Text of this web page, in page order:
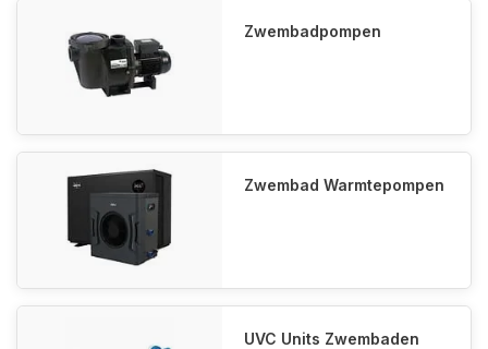
Zwembadpompen
Zwembad Warmtepompen
UVC Units Zwembaden